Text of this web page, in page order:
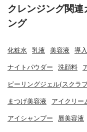
クレンジング関
ング
化粧水 乳液 美容液 導
ナイトパウダー 洗顔料
ピーリングジェル(スクラ
まつげ美容液 アイクリー
アイシャンプー 唇美容液